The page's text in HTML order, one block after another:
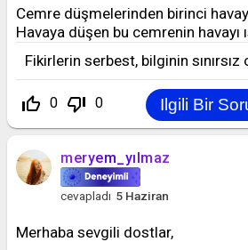
Cemre düşmelerinden birinci
Havaya düşen bu cemrenin havayı
Fikirlerin serbest, bilginin sınırsız
thumb_up_off_alt 0 thumb_down_off_alt 0
meryem_yılmaz
cevapladı 5 Haziran
Merhaba sevgili dostlar,